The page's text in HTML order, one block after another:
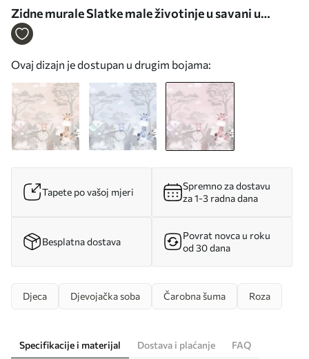
Zidne murale Slatke male životinje u savani u
ružičastim bojama br. u73878v3
Ovaj dizajn je dostupan u drugim bojama:
Tapete po vašoj mjeri
Spremno za dostavu
za 1-3 radna dana
Besplatna dostava
Povrat novca u roku
od 30 dana
Djeca Djevojačka soba Čarobna šuma Roza
Specifikacije i materijal Dostava i plaćanje FAQ